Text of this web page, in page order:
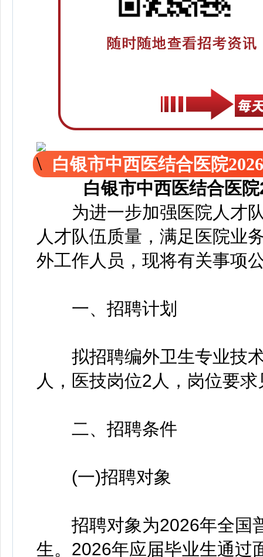
白银市中西医结合医院
白银市中西医结合医
为进一步加强医院人才队
人才队伍质量，满足医院业
外工作人员，现将有关事项
一、招聘计划
拟招聘编外卫生专业技术
人，医技岗位2人，岗位要
二、招聘条件
(一)招聘对象
招聘对象为2026年全国
生。2026年应届毕业生通过